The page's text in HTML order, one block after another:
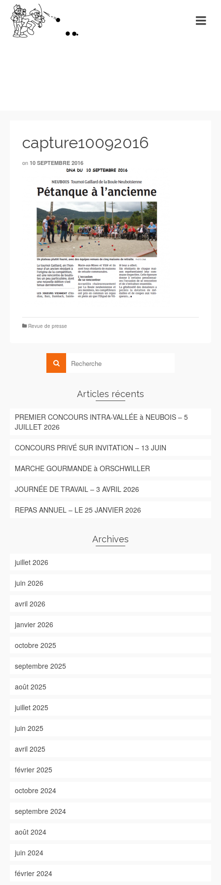
capture10092016
on 10 SEPTEMBRE 2016
Revue de presse
Articles récents
PREMIER CONCOURS INTRA-VALLÉE à NEUBOIS – 5
JUILLET 2026
CONCOURS PRIVÉ SUR INVITATION – 13 JUIN
MARCHE GOURMANDE à ORSCHWILLER
JOURNÉE DE TRAVAIL – 3 AVRIL 2026
REPAS ANNUEL – LE 25 JANVIER 2026
Archives
juillet 2026
juin 2026
avril 2026
janvier 2026
octobre 2025
septembre 2025
août 2025
juillet 2025
juin 2025
avril 2025
février 2025
octobre 2024
septembre 2024
août 2024
juin 2024
février 2024